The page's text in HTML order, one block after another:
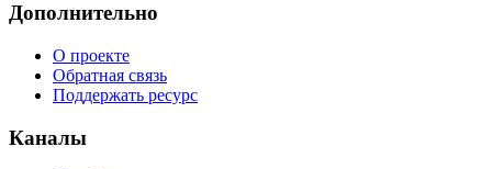
Дополнительно
О проекте
Обратная связь
Поддержать ресурс
Каналы